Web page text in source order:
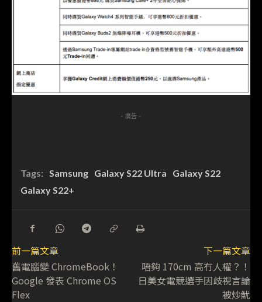
- 廣告 -
Tags: Samsung Galaxy S22 Ultra
Galaxy S22
Galaxy S22+
前一篇文章
舊電腦變 ChromeBook！
Google 發表 Chrome OS
Flex
下一篇文章
唔夠 170cm 高冇人權？！
日美女電競選手因歧視言論
被炒魷